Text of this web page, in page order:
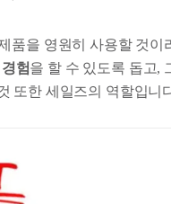
품을 영원히 사용할 것이
험을 할 수 있도록 돕고,
또한 세일즈의 역할입니